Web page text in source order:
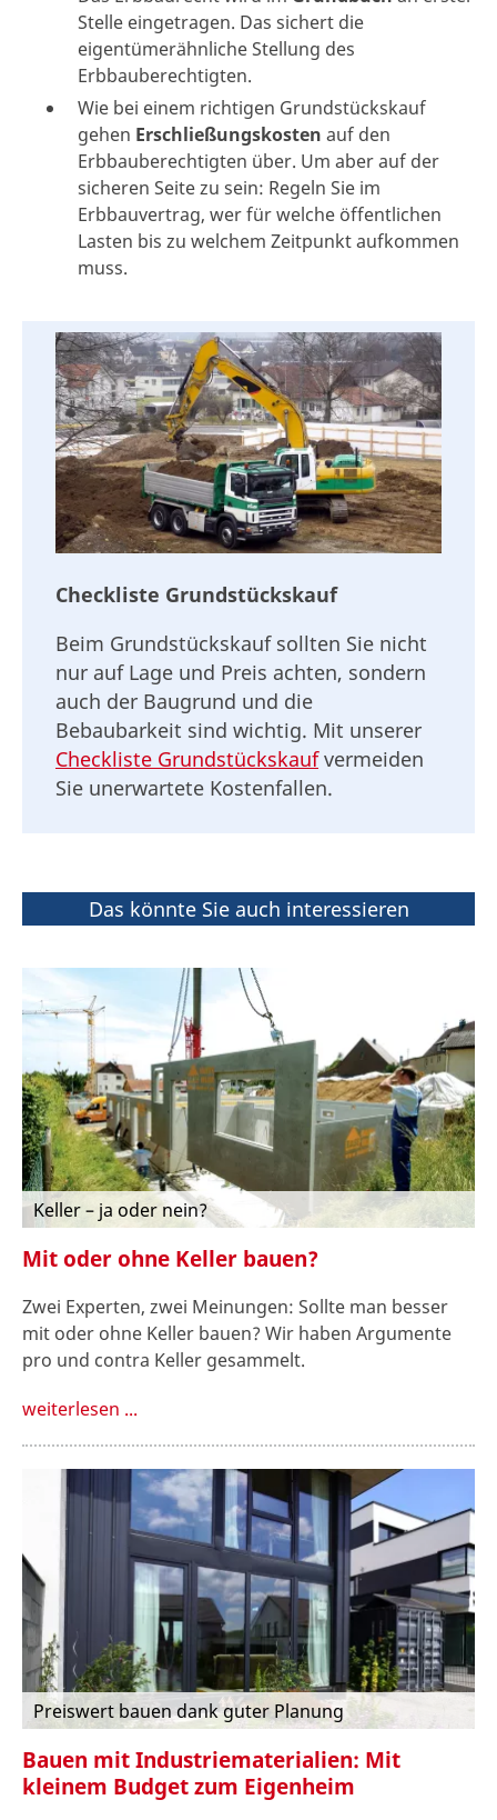
Stelle eingetragen. Das sichert die
eigentümerähnliche Stellung des
Erbbauberechtigten.
Wie bei einem richtigen Grundstückskauf
gehen Erschließungskosten auf den
Erbbauberechtigten über. Um aber auf der
sicheren Seite zu sein: Regeln Sie im
Erbbauvertrag, wer für welche öffentlichen
Lasten bis zu welchem Zeitpunkt aufkommen
muss.
Checkliste Grundstückskauf
Beim Grundstückskauf sollten Sie nicht
nur auf Lage und Preis achten, sondern
auch der Baugrund und die
Bebaubarkeit sind wichtig. Mit unserer
Checkliste Grundstückskaufvermeiden
Sie unerwartete Kostenfallen.
Das könnte Sie auch interessieren
Keller – ja oder nein?
Mit oder ohne Keller bauen?
Zwei Experten, zwei Meinungen: Sollte man besser
mit oder ohne Keller bauen? Wir haben Argumente
pro und contra Keller gesammelt.
weiterlesen ...
Preiswert bauen dank guter Planung
Bauen mit Industriematerialien: Mit
kleinem Budget zum Eigenheim